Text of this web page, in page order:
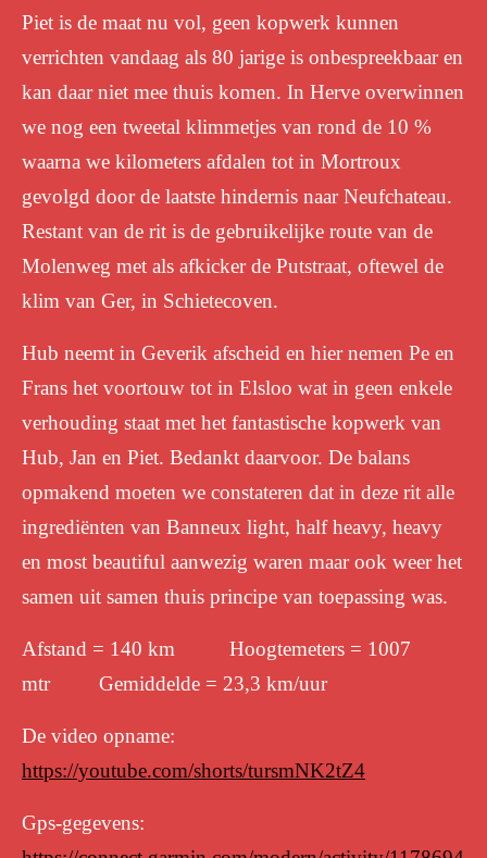
Piet is de maat nu vol, geen kopwerk kunnen
verrichten vandaag als 80 jarige is onbespreekbaar en
kan daar niet mee thuis komen. In Herve overwinnen
we nog een tweetal klimmetjes van rond de 10 %
waarna we kilometers afdalen tot in Mortroux
gevolgd door de laatste hindernis naar Neufchateau.
Restant van de rit is de gebruikelijke route van de
Molenweg met als afkicker de Putstraat, oftewel de
klim van Ger, in Schietecoven.
Hub neemt in Geverik afscheid en hier nemen Pe en
Frans het voortouw tot in Elsloo wat in geen enkele
verhouding staat met het fantastische kopwerk van
Hub, Jan en Piet. Bedankt daarvoor. De balans
opmakend moeten we constateren dat in deze rit alle
ingrediënten van Banneux light, half heavy, heavy
en most beautiful aanwezig waren maar ook weer het
samen uit samen thuis principe van toepassing was.
Afstand = 140 km Hoogtemeters = 1007
mtr Gemiddelde = 23,3 km/uur
De video opname:
https://youtube.com/shorts/tursmNK2tZ4
Gps-gegevens: